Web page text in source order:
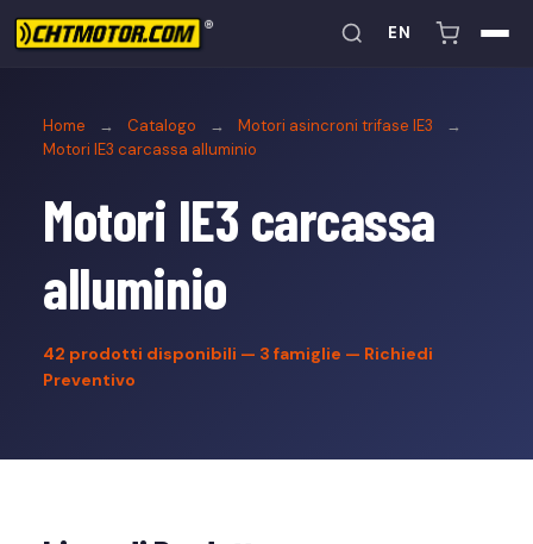
EN
Home → Catalogo → Motori asincroni trifase IE3
→
Motori IE3 carcassa alluminio
Motori IE3 carcassa
alluminio
42 prodotti disponibili — 3 famiglie — Richiedi
Preventivo